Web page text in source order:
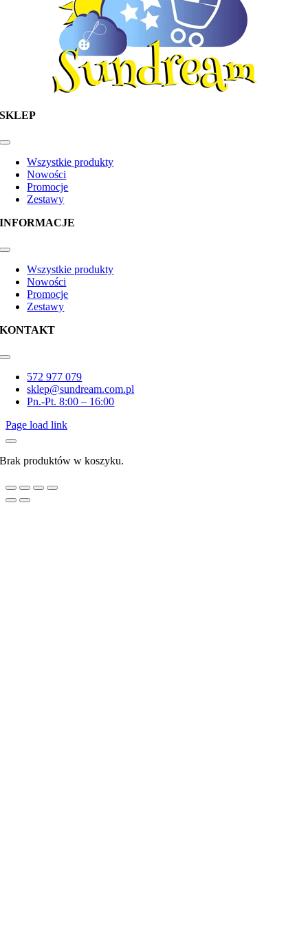
SKLEP
Toggle
NavigationWszystkie produkty
Nowości
Promocje
Zestawy
INFORMACJE
Toggle
NavigationWszystkie produkty
Nowości
Promocje
Zestawy
KONTAKT
Toggle
Navigation572 977 079
sklep@sundream.com.pl
Pn.-Pt. 8:00 – 16:00
Page load link
Brak produktów w koszyku.